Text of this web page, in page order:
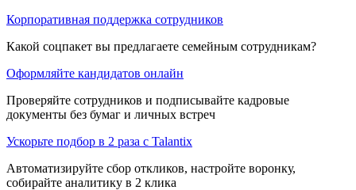
Корпоративная поддержка сотрудников
Какой соцпакет вы предлагаете семейным сотрудникам?
Оформляйте кандидатов онлайн
Проверяйте сотрудников и подписывайте кадровые
документы без бумаг и личных встреч
Ускорьте подбор в 2 раза с Talantix
Автоматизируйте сбор откликов, настройте воронку,
собирайте аналитику в 2 клика